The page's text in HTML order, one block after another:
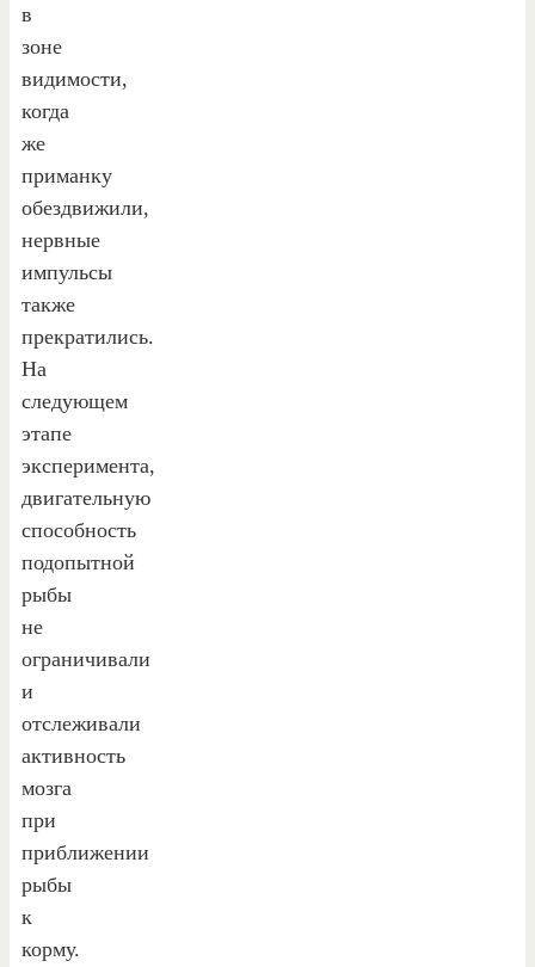
в
зоне
видимости,
когда
же
приманку
обездвижили,
нервные
импульсы
также
прекратились.
На
следующем
этапе
эксперимента,
двигательную
способность
подопытной
рыбы
не
ограничивали
и
отслеживали
активность
мозга
при
приближении
рыбы
к
корму.